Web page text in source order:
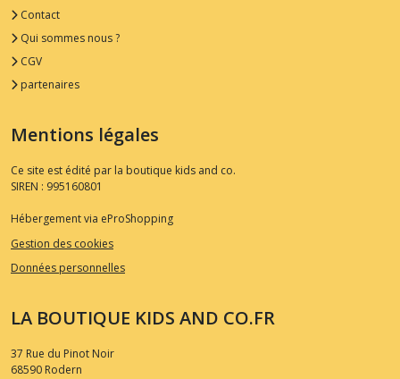
Contact
Qui sommes nous ?
CGV
partenaires
Mentions légales
Ce site est édité par la boutique kids and co.
SIREN : 995160801
Hébergement via eProShopping
Gestion des cookies
Données personnelles
LA BOUTIQUE KIDS AND CO.FR
37 Rue du Pinot Noir
68590 Rodern